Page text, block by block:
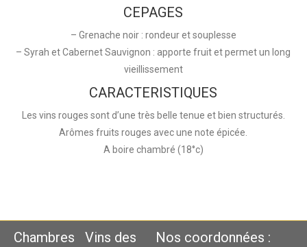
CEPAGES
– Grenache noir : rondeur et souplesse
– Syrah et Cabernet Sauvignon : apporte fruit et permet un long
vieillissement
CARACTERISTIQUES
Les vins rouges sont d’une très belle tenue et bien structurés.
Arômes fruits rouges avec une note épicée.
A boire chambré (18°c)
Chambres
Vins des
Nos coordonnées :